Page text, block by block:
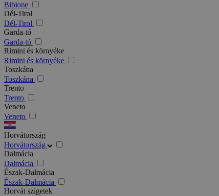
Bibione
Dél-Tirol
Dél-Tirol
Garda-tó
Garda-tó
Rimini és környéke
Rimini és környéke
Toszkána
Toszkána
Trento
Trento
Veneto
Veneto
Horvátország
Horvátország
Dalmácia
Dalmácia
Észak-Dalmácia
Észak-Dalmácia
Horvát szigetek